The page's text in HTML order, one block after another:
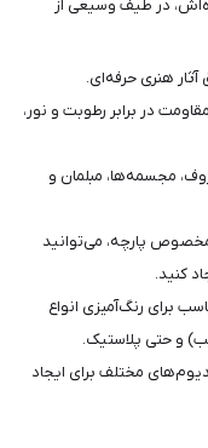
در طیف وسیعی از
آثار هنری حرفه‌ای.
در برابر رطوبت و نور،
مجسمه‌ها، مبلمان و
پارچه، می‌توانید
کنید.
برای رنگ‌آمیزی انواع
و حتی پلاستیک.
مختلف برای ایجاد